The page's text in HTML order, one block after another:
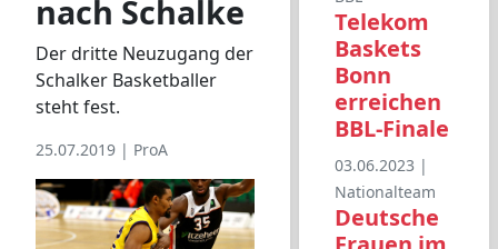
nach Schalke
Der dritte Neuzugang der
Schalker Basketballer
steht fest.
25.07.2019 | ProA
Telekom
Baskets
Bonn
erreichen
BBL-Finale
03.06.2023 |
Nationalteam
Deutsche